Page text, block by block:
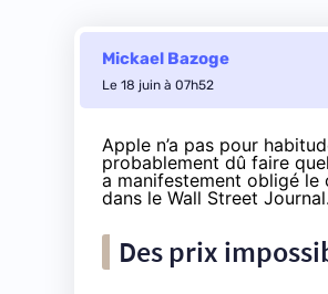
Mickael Bazoge
Le 18 juin à 07h52
Apple n’a pas pour
probablement dû faire
a manifestement obligé
dans le Wall Street Journal.
Des prix